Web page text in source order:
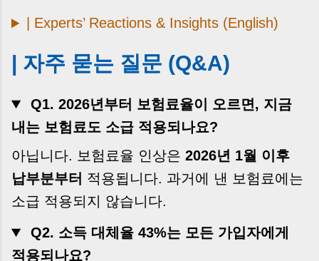
| Experts’ Reactions & Insights (English)
| 자주 묻는 질문 (Q&A)
Q1. 2026년부터 보험료율이 오르면, 지금
내는 보험료도 소급 적용되나요?
아닙니다. 보험료율 인상은 2026년 1월 이후
납부분부터 적용됩니다. 과거에 낸 보험료에는
소급 적용되지 않습니다.
Q2. 소득 대체율 43%는 모든 가입자에게
적용되나요?